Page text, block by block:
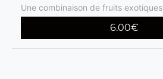
Une combinaison de fruits exotiques
6.00€